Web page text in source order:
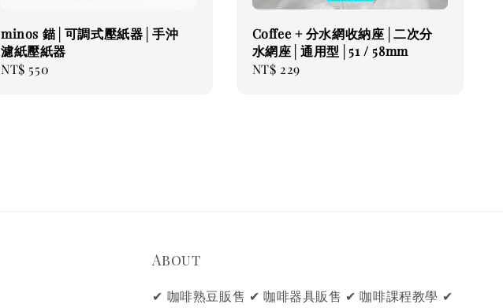
minos 錨│可調式壓紙器│手沖
濾紙壓紙器
Regular
NT$ 550
Coffee + 分水網收納座│二次分
水網座│通用型│51 / 58mm
Regular
NT$ 229
About
✔ 咖啡熟豆販售 ✔ 咖啡器具販售 ✔ 咖啡課程教學 ✔